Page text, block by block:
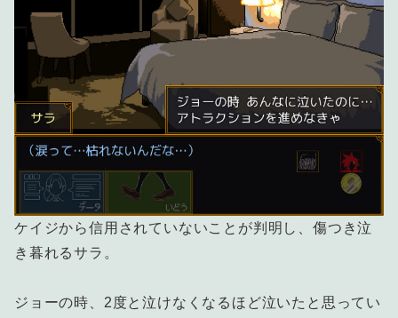
ケイジから信用されていないことが判明し、傷つき泣
き暮れるサラ。
ジョーの時、2度と泣けなくなるほど泣いたと思ってい